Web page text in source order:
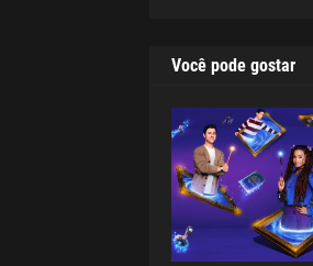
Você pode gostar